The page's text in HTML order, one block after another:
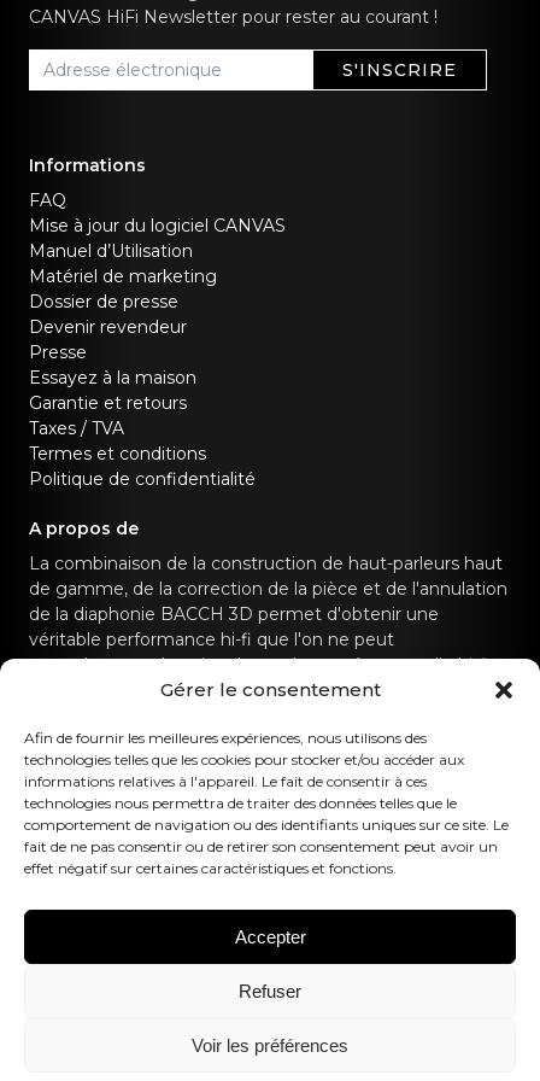
Gérer le consentement
Afin de fournir les meilleures expériences, nous utilisons des
technologies telles que les cookies pour stocker et/ou accéder aux
informations relatives à l'appareil. Le fait de consentir à ces
technologies nous permettra de traiter des données telles que le
comportement de navigation ou des identifiants uniques sur ce site. Le
fait de ne pas consentir ou de retirer son consentement peut avoir un
effet négatif sur certaines caractéristiques et fonctions.
Accepter
Refuser
Voir les préférences
CANVAS HiFi Newsletter pour rester au courant !
S'INSCRIRE
Informations
FAQ
Mise à jour du logiciel CANVAS
Manuel d’Utilisation
Matériel de marketing
Dossier de presse
Devenir revendeur
Presse
Essayez à la maison
Garantie et retours
Taxes / TVA
Termes et conditions
Politique de confidentialité
A propos de
La combinaison de la construction de haut-parleurs haut
de gamme, de la correction de la pièce et de l'annulation
de la diaphonie BACCH 3D permet d'obtenir une
véritable performance hi-fi que l'on ne peut
normalement obtenir qu'avec des systèmes audio hi-fi
Contactez-nous
hello@canvashifi.com Appeler le +45 29 75 00 45
CANVAS HiFi ApS
Flade Engvej 4
Numéro de TVA :DK43519425